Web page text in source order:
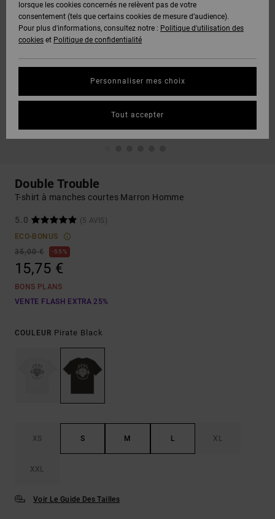
Double Trouble
T-shirt à manches courtes Marron Homme
5.0
(5 AVIS)
ECO-BONUS
35,00 €
55%
15,75 €
BONS PLANS
VENTE FLASH EXTRA 25%
COULEUR Pirate Black
XS S M L XL
XXL
Voir Le Guide Des Tailles
lorsque les cookies concernés ne relèvent pas de votre
consentement (tels que certains cookies de mesure d’audience).
Pour plus d'informations, consultez notre : Politique d'utilisation des
cookies et Politique de confidentialité
Personnaliser mes choix
Tout accepter